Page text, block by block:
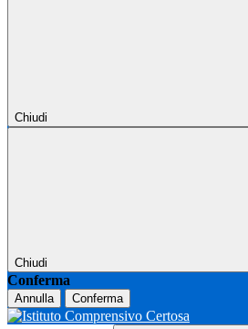
Chiudi
Chiudi
Conferma
Annulla Conferma